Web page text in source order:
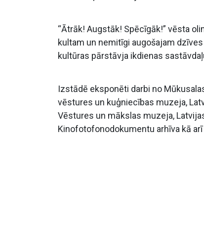
“Ātrāk! Augstāk! Spēcīgāk!” vēsta
kultam un nemitīgi augošajam
kultūras pārstāvja ikdienas
Izstādē eksponēti darbi no
vēstures un kuģniecības muzeja,
Vēstures un mākslas muzeja,
Kinofotofonodokumentu arhīva kā